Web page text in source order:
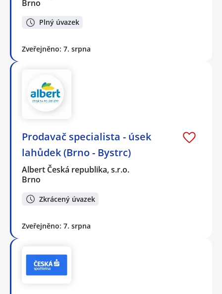
Brno
Plný úvazek
Zveřejněno: 7. srpna
Prodavač specialista - úsek
lahůdek (Brno - Bystrc)
Albert Česká republika, s.r.o.
Brno
Zkrácený úvazek
Zveřejněno: 7. srpna